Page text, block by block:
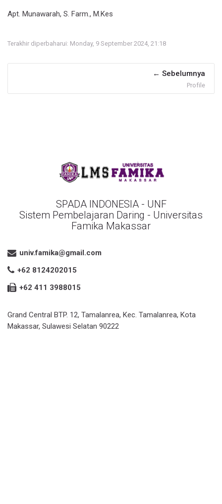
Apt. Munawarah, S. Farm., M.Kes
Terakhir diperbaharui: Monday, 9 September 2024, 21:18
Sebelumnya
Profile
SPADA INDONESIA - UNF
Sistem Pembelajaran Daring - Universitas
Famika Makassar
univ.famika@gmail.com
+62 8124202015
+62 411 3988015
Grand Central BTP. 12, Tamalanrea, Kec. Tamalanrea, Kota
Makassar, Sulawesi Selatan 90222